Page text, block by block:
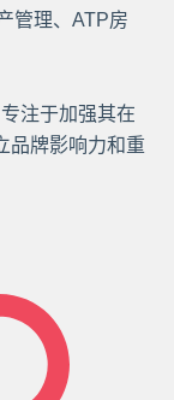
管理、ATP房
注于加强其在
品牌影响力和重